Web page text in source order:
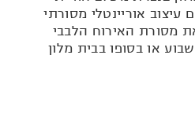
עיצוב אוריינטלי מסורתי
מסורת האירוח הלבבי
או בסופו בבית מלון
בהשראת המסורת